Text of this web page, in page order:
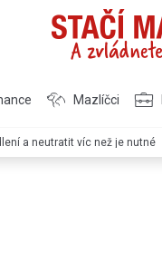
Mazlíčci
a neutratit víc než je nutné